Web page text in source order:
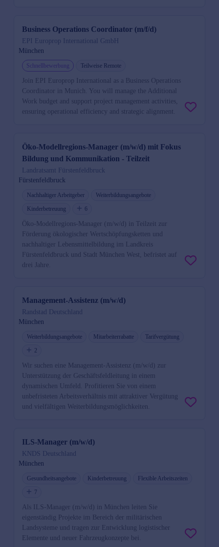
Business Operations Coordinator (m/f/d)
EPI Europrop International GmbH
München
Schnellbewerbung Teilweise Remote
Join EPI Europrop International as a Business Operations
Coordinator in Munich. You will manage the Additional
Work budget and support project management activities,
ensuring operational efficiency and strategic alignment.
Öko-Modellregions-Manager (m/w/d) mit Fokus
Bildung und Kommunikation - Teilzeit
Landratsamt Fürstenfeldbruck
Fürstenfeldbruck
Nachhaltiger Arbeitgeber
Weiterbildungsangebote
Kinderbetreuung
6
Öko-Modellregions-Manager (m/w/d) in Teilzeit zur
Förderung ökologischer Wertschöpfungsketten und
nachhaltiger Lebensmittelbildung im Landkreis
Fürstenfeldbruck und Stadt München West, befristet auf
drei Jahre.
Management-Assistenz (m/w/d)
Randstad Deutschland
München
Weiterbildungsangebote Mitarbeiterrabatte
Tarifvergütung
2
Wir suchen eine Management-Assistenz (m/w/d) zur
Unterstützung der Geschäftsfeldleitung in einem
dynamischen Umfeld. Profitieren Sie von einem
unbefristeten Arbeitsverhältnis mit attraktiver Vergütung
und vielfältigen Weiterbildungsmöglichkeiten.
ILS-Manager (m/w/d)
KNDS Deutschland
München
Gesundheitsangebote Kinderbetreuung
Flexible Arbeitszeiten
7
Als ILS-Manager (m/w/d) in München leiten Sie
eigenständig Projekte im Bereich der militärischen
Landsysteme und tragen zur Entwicklung logistischer
Elemente und neuer Fahrzeugkonzepte bei.